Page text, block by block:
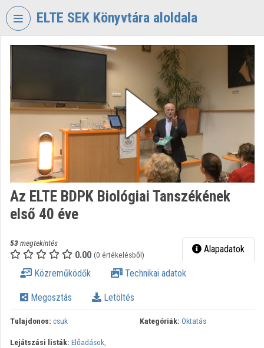
Fejléc kihagyása
ELTE SEK Könyvtára aloldala
VIDEOTORIUM
EKL
SAVARIA
LEVÉLTÁR
Intézményi kezdőlap
Bejelentkezés
Kategóriák
Intézményi listák
Intézmények
Közreműködők
Az ELTE BDPK Biológiai Tanszékének
első 40 éve
53megtekintés
0.00 (0 értékelésből) Alapadatok
Közreműködők Technikai adatok
Megosztás Letöltés
Tulajdonos: csuk Kategóriák: Oktatás
Lejátszási listák: Előadások,